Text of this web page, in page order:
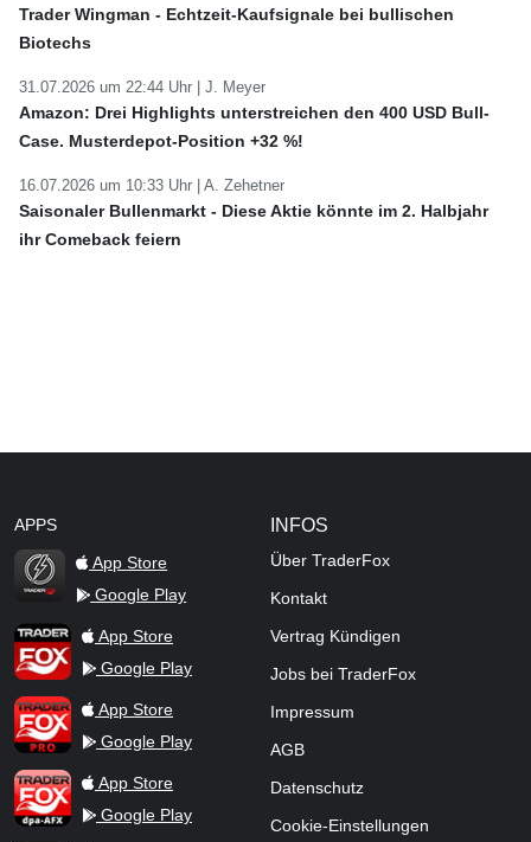
Trader Wingman - Echtzeit-Kaufsignale bei bullischen
Biotechs
31.07.2026 um 22:44 Uhr | J. Meyer
Amazon: Drei Highlights unterstreichen den 400 USD Bull-
Case. Musterdepot-Position +32 %!
16.07.2026 um 10:33 Uhr | A. Zehetner
Saisonaler Bullenmarkt - Diese Aktie könnte im 2. Halbjahr
ihr Comeback feiern
APPS
App Store
Google Play
TraderFox AppApp Store
Google Play
TraderFox ProApp Store
Google Play
TraderFox dpa-AFX ProFeed
App Store
Google Play
INFOS
Über TraderFox
Kontakt
Vertrag Kündigen
Jobs bei TraderFox
Impressum
AGB
Datenschutz
Cookie-Einstellungen